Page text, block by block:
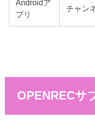
Androidア
プリ
チャン
OPENRECサ